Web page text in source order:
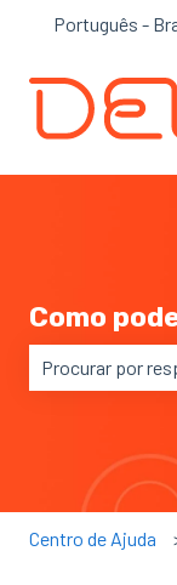
Português -
Como
Centro de Ajuda